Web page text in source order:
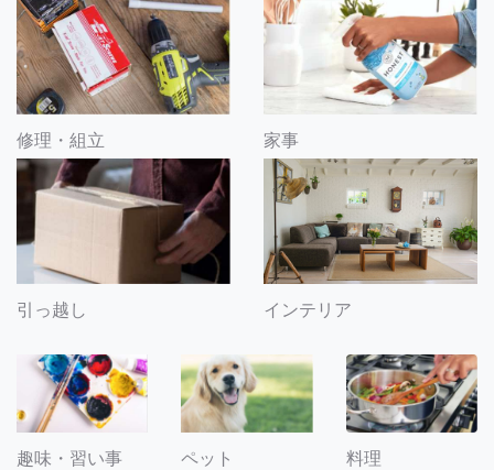
修理・組立 家事
引っ越し インテリア
趣味・習い事 ペット 料理